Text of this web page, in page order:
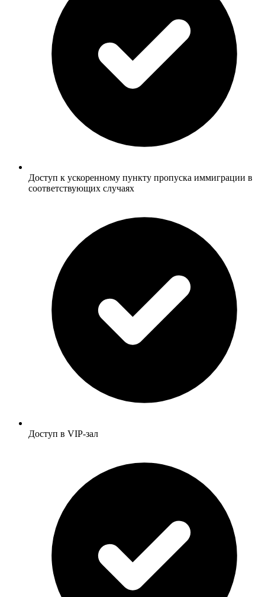
Доступ к ускоренному пункту пропуска иммиграции в
соответствующих случаях
Доступ в VIP-зал